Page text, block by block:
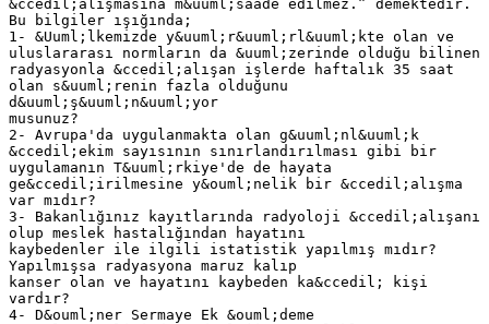
&ccedil;alışmasına m&uuml;saade edilmez.” demektedir.
Bu bilgiler ışığında;
1- &Uuml;lkemizde y&uuml;r&uuml;rl&uuml;kte olan ve
uluslararası normların da &uuml;zerinde olduğu bilinen
radyasyonla &ccedil;alışan işlerde haftalık 35 saat
olan s&uuml;renin fazla olduğunu
d&uuml;ş&uuml;n&uuml;yor
musunuz?
2- Avrupa'da uygulanmakta olan g&uuml;nl&uuml;k
&ccedil;ekim sayısının sınırlandırılması gibi bir
uygulamanın T&uuml;rkiye'de de hayata
ge&ccedil;irilmesine y&ouml;nelik bir &ccedil;alışma
var mıdır?
3- Bakanlığınız kayıtlarında radyoloji &ccedil;alışanı
olup meslek hastalığından hayatını
kaybedenler ile ilgili istatistik yapılmış mıdır?
Yapılmışsa radyasyona maruz kalıp
kanser olan ve hayatını kaybeden ka&ccedil; kişi
vardır?
4- D&ouml;ner Sermaye Ek &ouml;deme